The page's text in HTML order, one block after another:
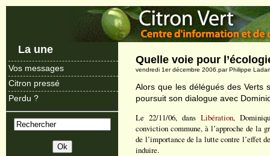
La une
Vos messages
Citron pressé
Perdu ?
Quelle voie pour
vendredi 1er décembre 2006.par Philippe
Alors que les délégués des Verts
poursuit son dialogue avec
Le 22/11/06, dans Libération,
conviction commune, à l’approche de la
de l’importance de la lutte contre l’effet
induire.